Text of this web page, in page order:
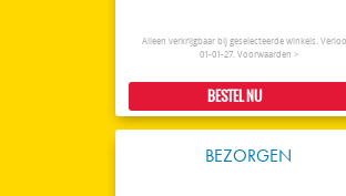
Alleen verkrijgbaar bij geselecteerde winkels.
01-01-27. Voorwaarden >
BESTEL NU
BEZORGEN